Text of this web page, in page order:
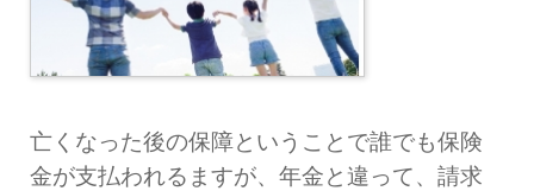
亡くなった後の保障ということで誰でも保険
金が支払われるますが、年金と違って、 請求